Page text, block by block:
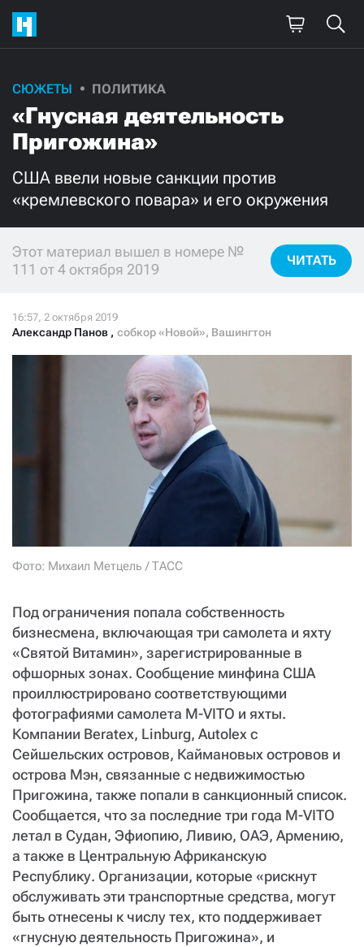
СЮЖЕТЫ ПОЛИТИКА
«Гнусная деятельность
Пригожина»
США ввели новые санкции против
«кремлевского повара» и его окружения
Этот материал вышел в номере №
111 от 4 октября 2019
ЧИТАТЬ
Александр Панов , собкор «Новой», Вашингтон
Фото: Михаил Метцель / ТАСС
Под ограничения попала собственность
бизнесмена, включающая три самолета и яхту
«Святой Витамин», зарегистрированные в
офшорных зонах. Сообщение минфина США
проиллюстрировано соответствующими
фотографиями самолета M-VITO и яхты.
Компании Beratex, Linburg, Autolex с
Сейшельских островов, Каймановых островов и
острова Мэн, связанные с недвижимостью
Пригожина, также попали в санкционный список.
Сообщается, что за последние три года M-VITO
летал в Судан, Эфиопию, Ливию, ОАЭ, Армению,
а также в Центральную Африканскую
Республику. Организации, которые «рискнут
обслуживать эти транспортные средства, могут
быть отнесены к числу тех, кто поддерживает
«гнусную деятельность Пригожина», и
Поддержите
нашу работу!
Ежемесячно
3000 1000
500
Нажимая кнопку «Стать соучастником»,
СТАТЬ СОУЧАСТНИКОМ
ПОДЕЛИТЬСЯ С ДРУЗЬЯМИ
Если у вас есть вопросы, пишите donate@novayagazeta.ruили